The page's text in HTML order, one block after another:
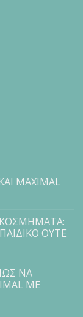
MAXIMAL
ΚΟΣΜΗΜΑΤΑ:
ΟΥΤΕ
ΝΑ
ΜΕ